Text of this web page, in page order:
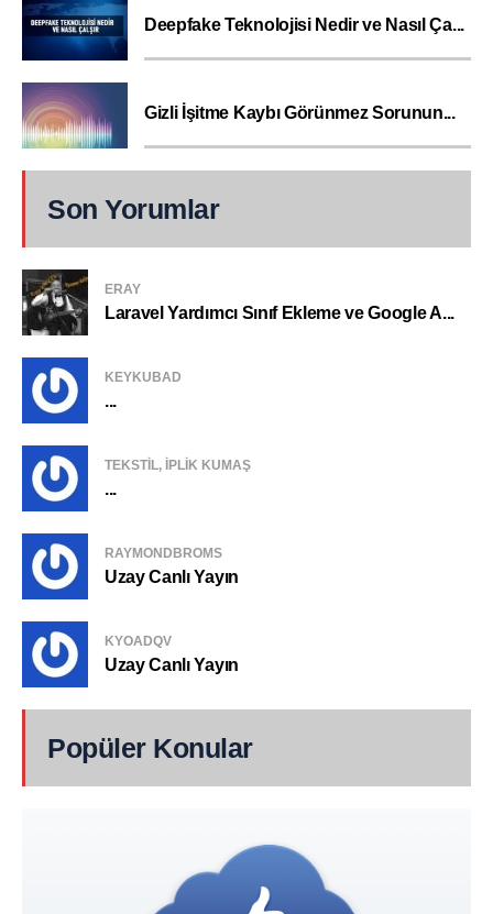
Deepfake Teknolojisi Nedir ve Nasıl Ça...
Gizli İşitme Kaybı Görünmez Sorunun...
Son Yorumlar
ERAY
Laravel Yardımcı Sınıf Ekleme ve Google A...
KEYKUBAD
...
TEKSTIL, IPLIK KUMAŞ
...
RAYMONDBROMS
Uzay Canlı Yayın
KYOADQV
Uzay Canlı Yayın
Popüler Konular